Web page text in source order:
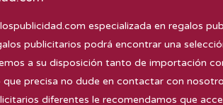
especializada en regalos
publicitarios podrá encontrar una
a su disposición tanto de importación
precisa no dude en contactar con
diferentes le recomendamos que